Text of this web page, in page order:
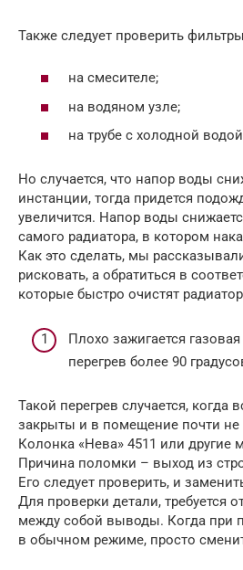
Также следует проверить
на смесителе;
на водяном узле;
на трубе с холодной
Но случается, что напор воды
инстанции, тогда придется
увеличится. Напор воды
самого радиатора, в котором
Как это сделать, мы
рисковать, а обратиться в
которые быстро очистят
Плохо зажигается
перегрев более 90
Такой перегрев случается, когда
закрыты и в помещение почти не
Колонка «Нева» 4511 или другие
Причина поломки – выход из
Его следует проверить, и
Для проверки детали, требуется
между собой выводы. Когда при
в обычном режиме, просто